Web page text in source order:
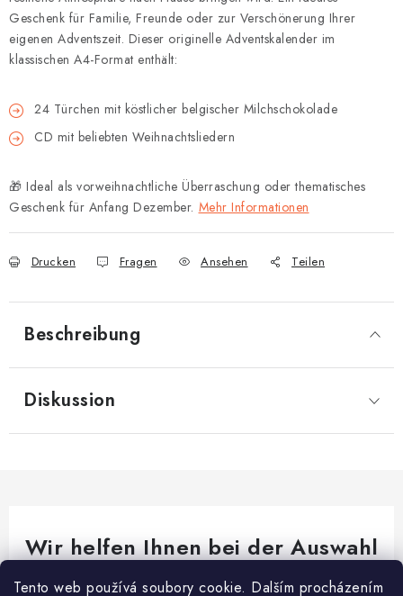
Tento web používá soubory cookie. Dalším procházením
Geschenk für Familie, Freunde oder zur Verschönerung Ihrer
eigenen Adventszeit. Dieser originelle Adventskalender im
klassischen A4-Format enthält:
24 Türchen mit köstlicher belgischer Milchschokolade
CD mit beliebten Weihnachtsliedern
🎁 Ideal als vorweihnachtliche Überraschung oder thematisches
Geschenk für Anfang Dezember. Mehr Informationen
Drucken Fragen Ansehen Teilen
Beschreibung
Diskussion
Wir helfen Ihnen bei der Auswahl
Brauchen Sie Rat bei etwas? Wir sind für dich da!